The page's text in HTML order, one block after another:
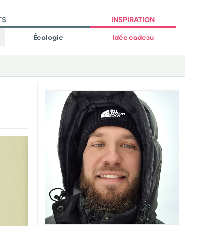
Écologie
INSPIRATION
Idée cadeau